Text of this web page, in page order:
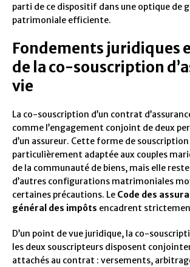
parti de ce dispositif dans une optique de
patrimoniale efficiente.
Fondements juridiques
de la co-souscription
vie
La co-souscription d’un contrat
comme l’engagement conjoint de deux
d’un assureur. Cette forme de
particulièrement adaptée aux couples
de la communauté de biens, mais elle reste
d’autres configurations matrimoniales
certaines précautions. Le Code des
général des impôts encadrent
D’un point de vue juridique, la co-
les deux souscripteurs disposent
attachés au contrat : versements,